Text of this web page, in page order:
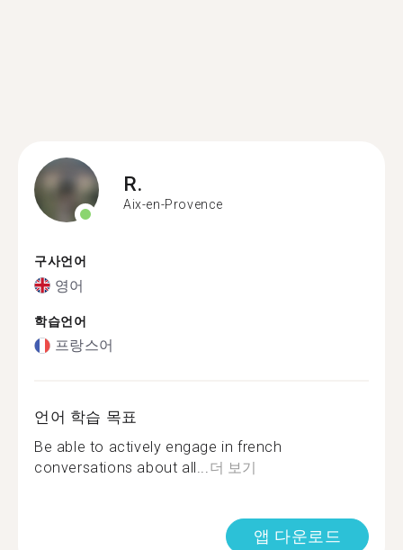
R.
Aix-en-Provence
구사언어
영어
학습언어
프랑스어
언어 학습 목표
Be able to actively engage in french
conversations about all...더 보기
앱 다운로드